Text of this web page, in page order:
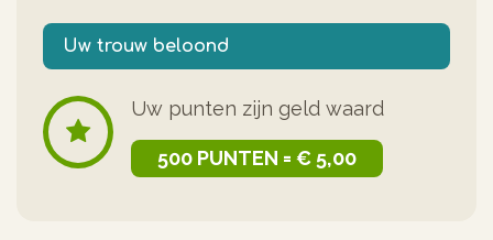
Uw trouw beloond
Uw punten zijn geld waard
500 PUNTEN = € 5,00